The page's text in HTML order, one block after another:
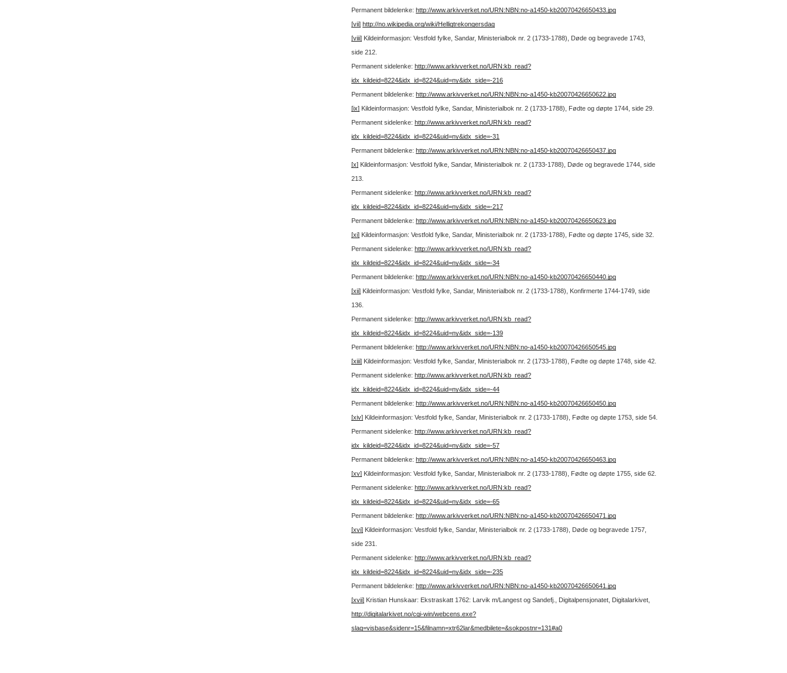
Permanent bildelenke: http://www.arkivverket.no/URN:NBN:no-a1450-kb20070426650433.jpg
[vii] http://no.wikipedia.org/wiki/Helligtrekongersdag
[viii]Kildeinformasjon: Vestfold fylke, Sandar, Ministerialbok nr. 2 (1733-1788), Døde og begravede 1743,
side 212.
Permanent sidelenke: http://www.arkivverket.no/URN:kb_read?
idx_kildeid=8224&idx_id=8224&uid=ny&idx_side=-216
Permanent bildelenke: http://www.arkivverket.no/URN:NBN:no-a1450-kb20070426650622.jpg
[ix]Kildeinformasjon: Vestfold fylke, Sandar, Ministerialbok nr. 2 (1733-1788), Fødte og døpte 1744, side 29.
Permanent sidelenke: http://www.arkivverket.no/URN:kb_read?
idx_kildeid=8224&idx_id=8224&uid=ny&idx_side=-31
Permanent bildelenke: http://www.arkivverket.no/URN:NBN:no-a1450-kb20070426650437.jpg
[x]Kildeinformasjon: Vestfold fylke, Sandar, Ministerialbok nr. 2 (1733-1788), Døde og begravede 1744, side
213.
Permanent sidelenke: http://www.arkivverket.no/URN:kb_read?
idx_kildeid=8224&idx_id=8224&uid=ny&idx_side=-217
Permanent bildelenke: http://www.arkivverket.no/URN:NBN:no-a1450-kb20070426650623.jpg
[xi]Kildeinformasjon: Vestfold fylke, Sandar, Ministerialbok nr. 2 (1733-1788), Fødte og døpte 1745, side 32.
Permanent sidelenke: http://www.arkivverket.no/URN:kb_read?
idx_kildeid=8224&idx_id=8224&uid=ny&idx_side=-34
Permanent bildelenke: http://www.arkivverket.no/URN:NBN:no-a1450-kb20070426650440.jpg
[xii]Kildeinformasjon: Vestfold fylke, Sandar, Ministerialbok nr. 2 (1733-1788), Konfirmerte 1744-1749, side
136.
Permanent sidelenke: http://www.arkivverket.no/URN:kb_read?
idx_kildeid=8224&idx_id=8224&uid=ny&idx_side=-139
Permanent bildelenke: http://www.arkivverket.no/URN:NBN:no-a1450-kb20070426650545.jpg
[xiii]Kildeinformasjon: Vestfold fylke, Sandar, Ministerialbok nr. 2 (1733-1788), Fødte og døpte 1748, side 42.
Permanent sidelenke: http://www.arkivverket.no/URN:kb_read?
idx_kildeid=8224&idx_id=8224&uid=ny&idx_side=-44
Permanent bildelenke: http://www.arkivverket.no/URN:NBN:no-a1450-kb20070426650450.jpg
[xiv]Kildeinformasjon: Vestfold fylke, Sandar, Ministerialbok nr. 2 (1733-1788), Fødte og døpte 1753, side 54.
Permanent sidelenke: http://www.arkivverket.no/URN:kb_read?
idx_kildeid=8224&idx_id=8224&uid=ny&idx_side=-57
Permanent bildelenke: http://www.arkivverket.no/URN:NBN:no-a1450-kb20070426650463.jpg
[xv]Kildeinformasjon: Vestfold fylke, Sandar, Ministerialbok nr. 2 (1733-1788), Fødte og døpte 1755, side 62.
Permanent sidelenke: http://www.arkivverket.no/URN:kb_read?
idx_kildeid=8224&idx_id=8224&uid=ny&idx_side=-65
Permanent bildelenke: http://www.arkivverket.no/URN:NBN:no-a1450-kb20070426650471.jpg
[xvi]Kildeinformasjon: Vestfold fylke, Sandar, Ministerialbok nr. 2 (1733-1788), Døde og begravede 1757,
side 231.
Permanent sidelenke: http://www.arkivverket.no/URN:kb_read?
idx_kildeid=8224&idx_id=8224&uid=ny&idx_side=-235
Permanent bildelenke: http://www.arkivverket.no/URN:NBN:no-a1450-kb20070426650641.jpg
[xvii]Kristian Hunskaar: Ekstraskatt 1762: Larvik m/Langest og Sandefj., Digitalpensjonatet, Digitalarkivet,
http://digitalarkivet.no/cgi-win/webcens.exe?
slag=visbase&sidenr=15&filnamn=xtr62lar&medbilete=&sokpostnr=131#a0